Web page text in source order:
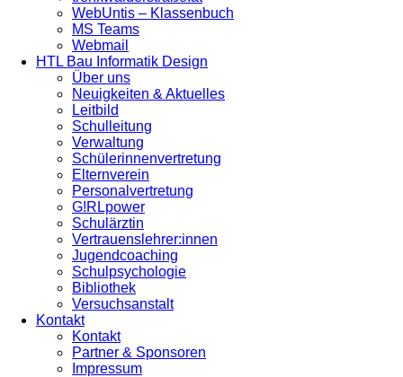
WebUntis – Klassenbuch
MS Teams
Webmail
HTL Bau Informatik Design
Über uns
Neuigkeiten & Aktuelles
Leitbild
Schulleitung
Verwaltung
Schülerinnenvertretung
Elternverein
Personalvertretung
G!RLpower
Schulärztin
Vertrauenslehrer:innen
Jugendcoaching
Schulpsychologie
Bibliothek
Versuchsanstalt
Kontakt
Kontakt
Partner & Sponsoren
Impressum